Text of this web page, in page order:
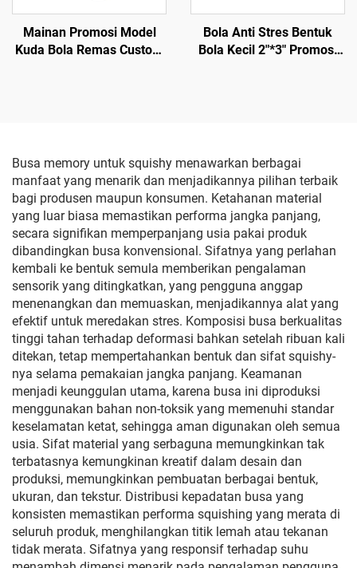
Mainan Promosi Model
Kuda Bola Remas Custom
Bola Anti Stres Bentuk
Bola Kecil 2"*3" Promosi
Busa memory untuk squishy menawarkan berbagai
manfaat yang menarik dan menjadikannya pilihan terbaik
bagi produsen maupun konsumen. Ketahanan material
yang luar biasa memastikan performa jangka panjang,
secara signifikan memperpanjang usia pakai produk
dibandingkan busa konvensional. Sifatnya yang perlahan
kembali ke bentuk semula memberikan pengalaman
sensorik yang ditingkatkan, yang pengguna anggap
menenangkan dan memuaskan, menjadikannya alat yang
efektif untuk meredakan stres. Komposisi busa berkualitas
tinggi tahan terhadap deformasi bahkan setelah ribuan kali
ditekan, tetap mempertahankan bentuk dan sifat squishy-
nya selama pemakaian jangka panjang. Keamanan
menjadi keunggulan utama, karena busa ini diproduksi
menggunakan bahan non-toksik yang memenuhi standar
keselamatan ketat, sehingga aman digunakan oleh semua
usia. Sifat material yang serbaguna memungkinkan tak
terbatasnya kemungkinan kreatif dalam desain dan
produksi, memungkinkan pembuatan berbagai bentuk,
ukuran, dan tekstur. Distribusi kepadatan busa yang
konsisten memastikan performa squishing yang merata di
seluruh produk, menghilangkan titik lemah atau tekanan
tidak merata. Sifatnya yang responsif terhadap suhu